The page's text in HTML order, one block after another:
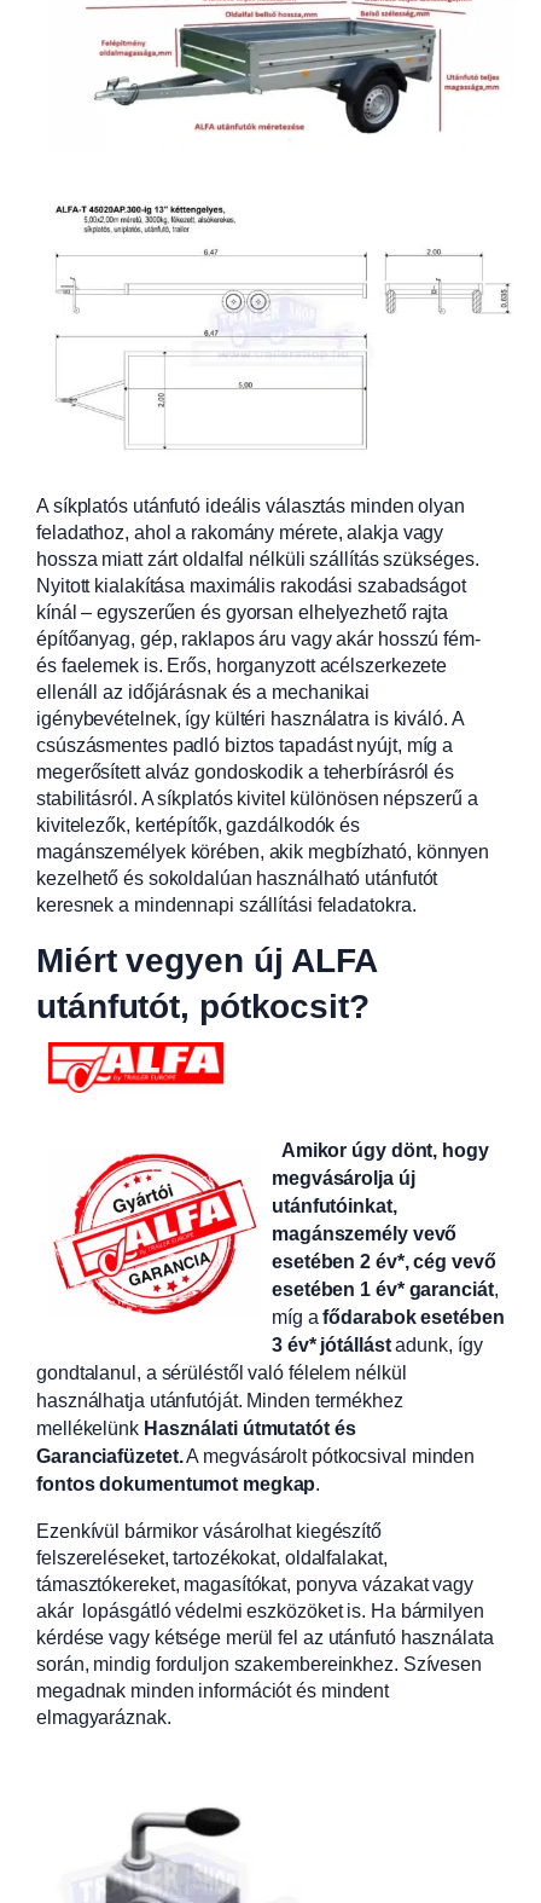
A síkplatós utánfutó ideális választás minden olyan
feladathoz, ahol a rakomány mérete, alakja vagy
hossza miatt zárt oldalfal nélküli szállítás szükséges.
Nyitott kialakítása maximális rakodási szabadságot
kínál – egyszerűen és gyorsan elhelyezhető rajta
építőanyag, gép, raklapos áru vagy akár hosszú fém-
és faelemek is. Erős, horganyzott acélszerkezete
ellenáll az időjárásnak és a mechanikai
igénybevételnek, így kültéri használatra is kiváló. A
csúszásmentes padló biztos tapadást nyújt, míg a
megerősített alváz gondoskodik a teherbírásról és
stabilitásról. A síkplatós kivitel különösen népszerű a
kivitelezők, kertépítők, gazdálkodók és
magánszemélyek körében, akik megbízható, könnyen
kezelhető és sokoldalúan használható utánfutót
keresnek a mindennapi szállítási feladatokra.
Miért vegyen új ALFA
utánfutót, pótkocsit?
Amikor úgy dönt, hogy
megvásárolja új
utánfutóinkat,
magánszemély vevő
esetében 2 év*, cég vevő
esetében 1 év* garanciát,
míg afődarabok esetében
3 év* jótállástadunk, így
gondtalanul, a sérüléstől való félelem nélkül
használhatja utánfutóját. Minden termékhez
mellékelünk Használati útmutatót és
Garanciafüzetet.A megvásárolt pótkocsival minden
fontos dokumentumot megkap.
Ezenkívül bármikor vásárolhat kiegészítő
felszereléseket, tartozékokat, oldalfalakat,
támasztókereket, magasítókat, ponyva vázakat vagy
akár lopásgátló védelmi eszközöket is. Ha bármilyen
kérdése vagy kétsége merül fel az utánfutó használata
során, mindig forduljon szakembereinkhez. Szívesen
megadnak minden információt és mindent
elmagyaráznak.